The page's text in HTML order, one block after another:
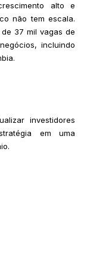
alto e
não tem escala.
37 mil vagas de
incluindo
investidores
em uma